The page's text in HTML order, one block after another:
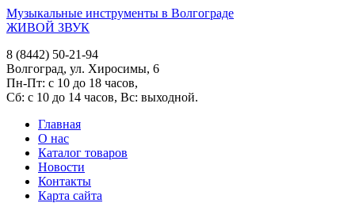
Музыкальные инструменты в Волгограде
ЖИВОЙ ЗВУК
8 (8442) 50-21-94
Волгоград, ул. Хиросимы, 6
Пн-Пт: с 10 до 18 часов,
Сб: с 10 до 14 часов, Вс: выходной.
Главная
О нас
Каталог товаров
Новости
Контакты
Карта сайта